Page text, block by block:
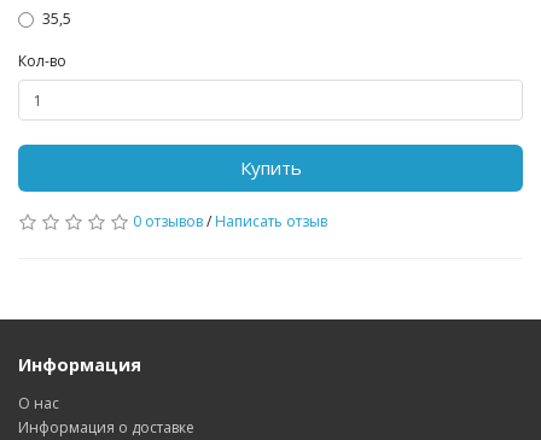
35,5
Кол-во
Купить
0 отзывов/ Написать отзыв
Информация
О нас
Информация о доставке